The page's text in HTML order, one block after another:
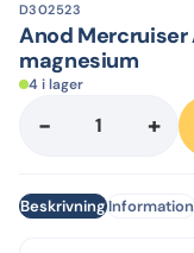
D302523
Anod Mercruiser
magnesium
4 i lager
-
Anod
One
+
BeskrivningInformation